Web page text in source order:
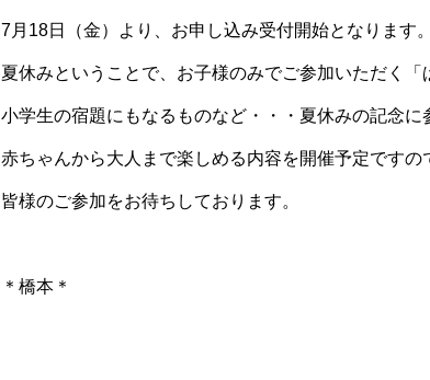
7月18日（金）より、お申し込み受付開始となります。
夏休みということで、お子様のみでご参加いただく
小学生の宿題にもなるものなど・・・夏休みの記念に
赤ちゃんから大人まで楽しめる内容を開催予定です
皆様のご参加をお待ちしております。
＊橋本＊